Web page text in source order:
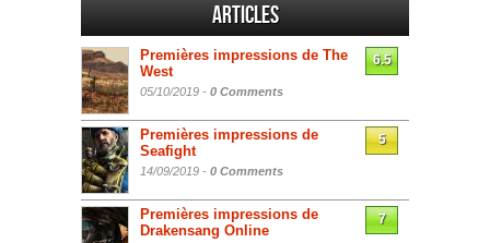
Articles
Premières impressions de The
West
05/10/2019 - 0 Comments
6.5
Premières impressions de
Seafight
14/09/2019 - 0 Comments
5
Premières impressions de
Drakensang Online
7